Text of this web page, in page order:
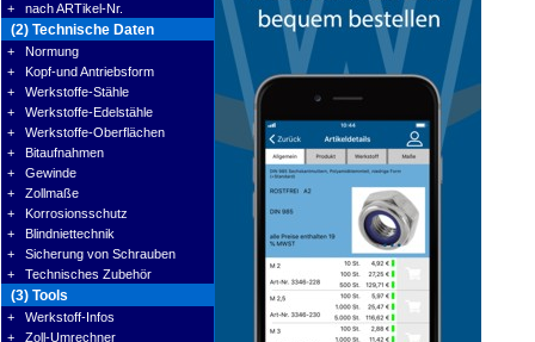
+ nach ARTikel-Nr.
(2) Technische Daten
+ Normung
+ Kopf-und Antriebsform
+ Werkstoffe-Stähle
+ Werkstoffe-Edelstähle
+ Werkstoffe-Oberflächen
+ Bitaufnahmen
+ Gewinde
+ Zollmaße
+ Korrosionsschutz
+ Blindniettechnik
+ Sicherung von Schrauben
+ Technisches Zubehör
(3) Tools
+ Werkstoff-Infos
+ Zoll-Umrechner